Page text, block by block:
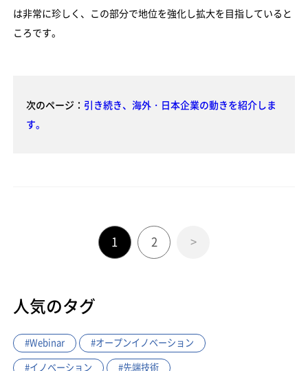
は非常に珍しく、この部分で地位を強化し拡大を目指していると
ころです。
次のページ： 引き続き、海外・日本企業の動きを紹介しま
す。
1 2 >
人気のタグ
#Webinar #オープンイノベーション
#イノベーション #先端技術